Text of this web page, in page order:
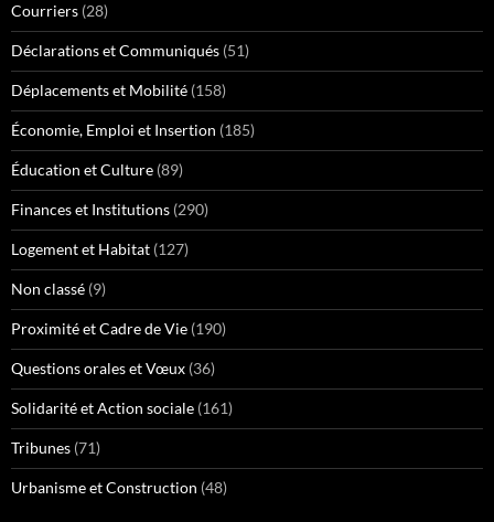
Courriers (28)
Déclarations et Communiqués (51)
Déplacements et Mobilité (158)
Économie, Emploi et Insertion (185)
Éducation et Culture (89)
Finances et Institutions (290)
Logement et Habitat (127)
Non classé (9)
Proximité et Cadre de Vie (190)
Questions orales et Vœux (36)
Solidarité et Action sociale (161)
Tribunes (71)
Urbanisme et Construction (48)